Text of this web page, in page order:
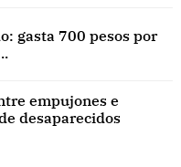
gasta 700 pesos por
empujones e
desaparecidos